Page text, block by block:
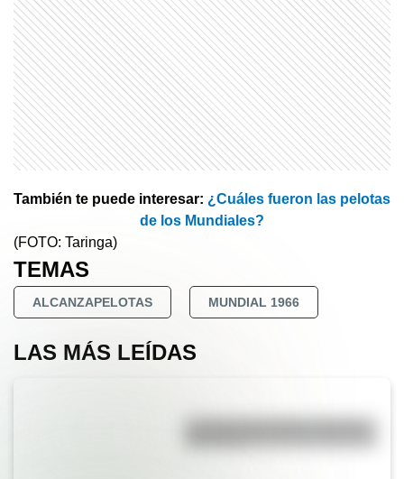
También te puede interesar: ¿Cuáles fueron las pelotas
de los Mundiales?
(FOTO: Taringa)
TEMAS
ALCANZAPELOTAS MUNDIAL 1966
LAS MÁS LEÍDAS
La vida de San Martín contada